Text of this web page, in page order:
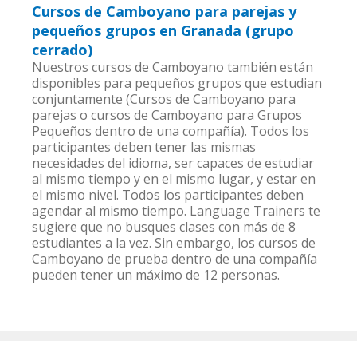
Cursos de Camboyano para parejas y
pequeños grupos en Granada (grupo
cerrado)
Nuestros cursos de Camboyano también están
disponibles para pequeños grupos que estudian
conjuntamente (Cursos de Camboyano para
parejas o cursos de Camboyano para Grupos
Pequeños dentro de una compañía). Todos los
participantes deben tener las mismas
necesidades del idioma, ser capaces de estudiar
al mismo tiempo y en el mismo lugar, y estar en
el mismo nivel. Todos los participantes deben
agendar al mismo tiempo. Language Trainers te
sugiere que no busques clases con más de 8
estudiantes a la vez. Sin embargo, los cursos de
Camboyano de prueba dentro de una compañía
pueden tener un máximo de 12 personas.